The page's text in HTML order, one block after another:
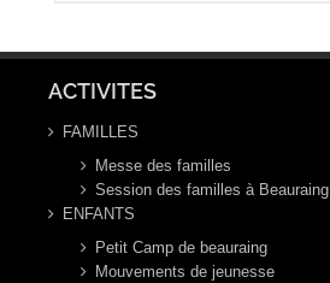
ACTIVITES
FAMILLES
Messe des familles
Session des familles à Beauraing
ENFANTS
Petit Camp de beauraing
Mouvements de jeunesse